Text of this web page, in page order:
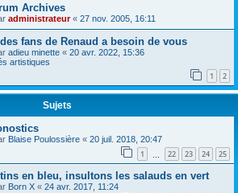
Archives
administrateur« 27 nov. 2005, 16:11
fans de Renaud a besoin de vous
adieu minette « 20 avr. 2022, 15:36
artistiques
1 2
Sujets
Blaise Poulossière « 20 juil. 2018, 20:47
1 22 23 24 25
en bleu, insultons les salauds en vert
Born X « 24 avr. 2017, 11:24